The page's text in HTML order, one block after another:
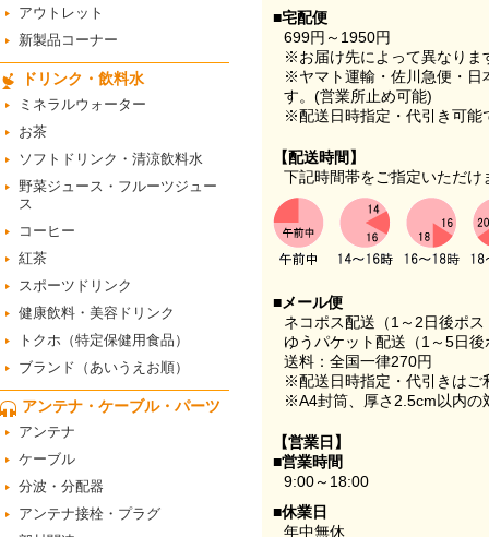
■宅配便
699円～1950円
※お届け先によって異なりま
※ヤマト運輸・佐川急便・日
す。(営業所止め可能)
※配送日時指定・代引き可能
【配送時間】
下記時間帯をご指定いただけ
■メール便
ネコポス配送（1～2日後ポ
ゆうパケット配送（1～5日
送料：全国一律270円
※配送日時指定・代引きはご
※A4封筒、厚さ2.5cm以内の
【営業日】
■営業時間
9:00～18:00
■休業日
年中無休
アウトレット
新製品コーナー
ドリンク・飲料水
ミネラルウォーター
お茶
ソフトドリンク・清涼飲料水
野菜ジュース・フルーツジュー
ス
コーヒー
紅茶
スポーツドリンク
健康飲料・美容ドリンク
トクホ（特定保健用食品）
ブランド（あいうえお順）
アンテナ・ケーブル・パーツ
アンテナ
ケーブル
分波・分配器
アンテナ接栓・プラグ